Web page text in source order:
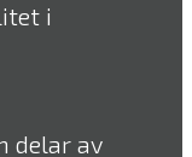
i
av